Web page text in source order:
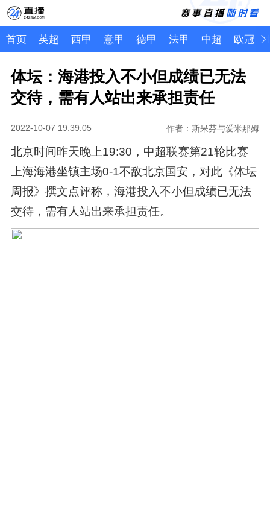
首页 英超 西甲 意甲 德甲 法甲 中超 欧冠
体坛：海港投入不小但成绩已无法
交待，需有人站出来承担责任
2022-10-07 19:39:05 作者：斯呆芬与爱米那姆
北京时间昨天晚上19:30，中超联赛第21轮比赛
上海海港坐镇主场0-1不敌北京国安，对此《体坛
周报》撰文点评称，海港投入不小但成绩已无法
交待，需有人站出来承担责任。